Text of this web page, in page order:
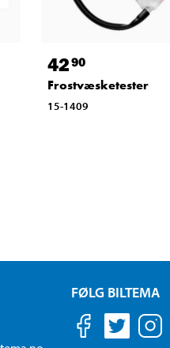
4290
Frostvæsketester
15-1409
FØLG BILTEMA